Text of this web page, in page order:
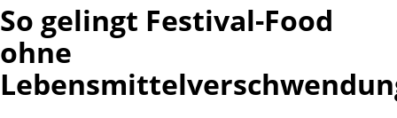
So gelingt Festival-Food
ohne